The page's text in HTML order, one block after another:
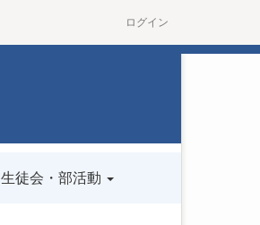
ログイン
生徒会・部活動